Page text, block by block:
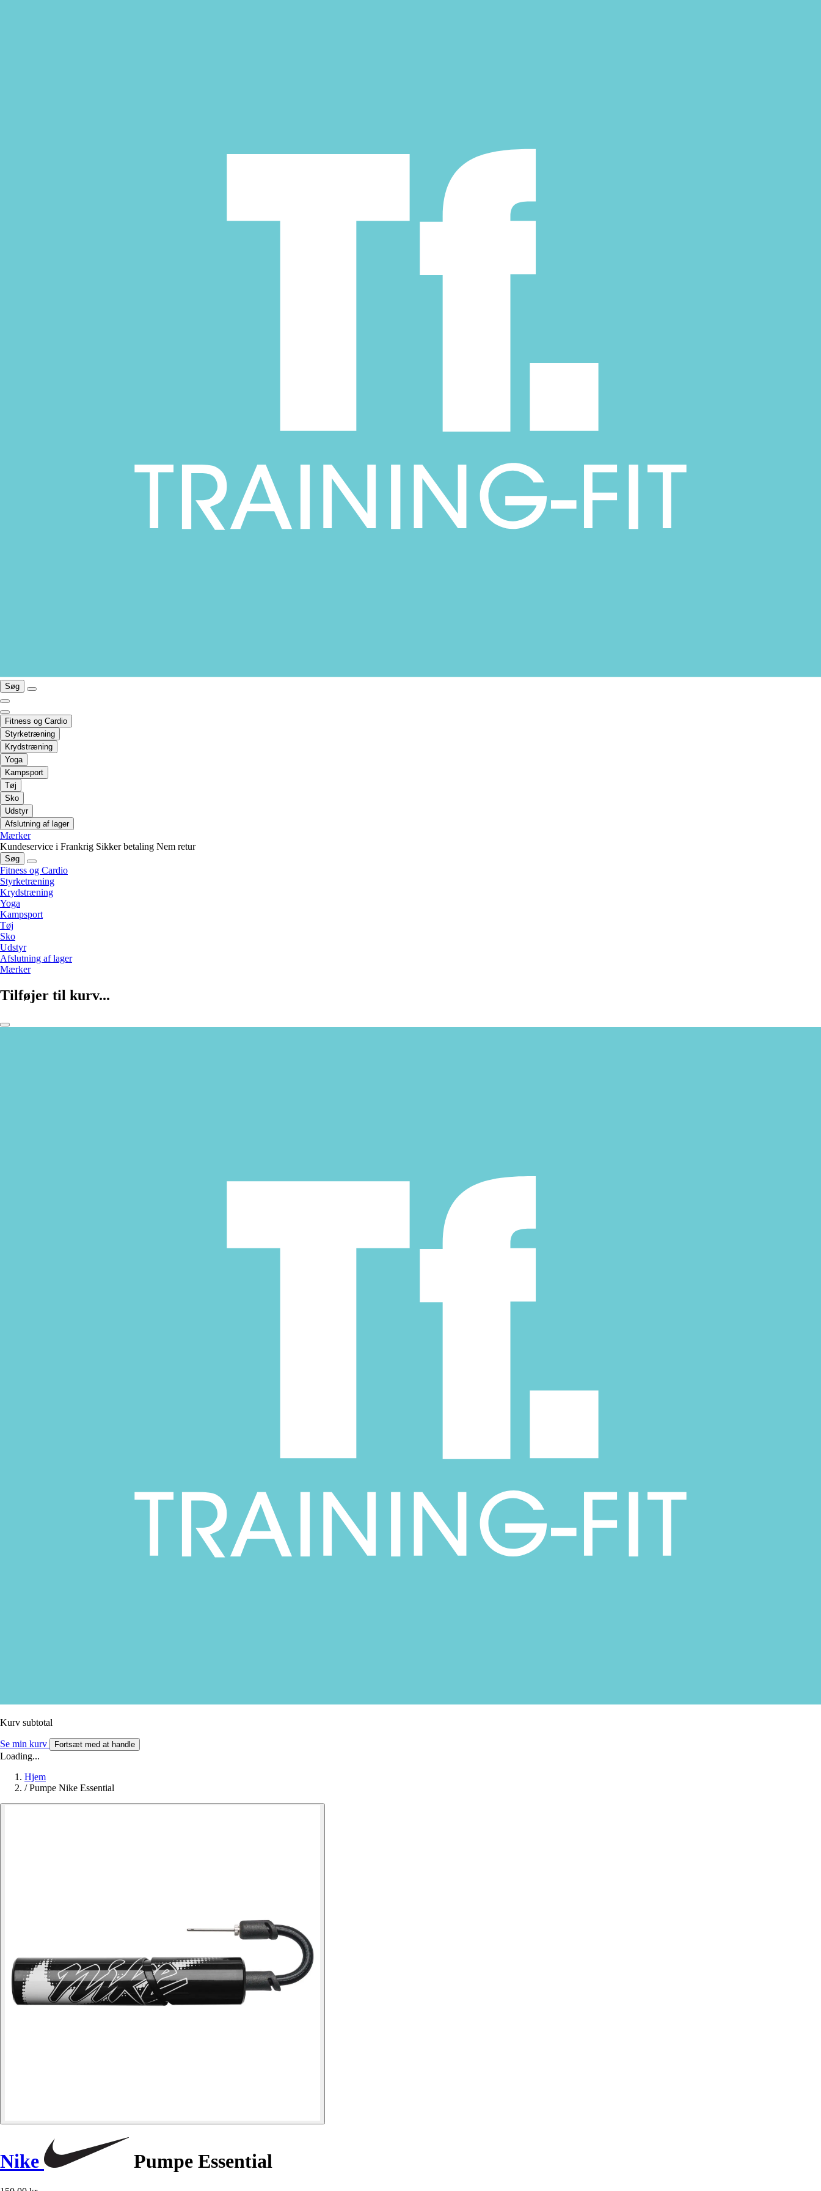
Søg
Fitness og Cardio
Styrketræning
Krydstræning
Yoga
Kampsport
Tøj
Sko
Udstyr
Afslutning af lager
Mærker
Kundeservice i Frankrig Sikker betaling Nem retur
Søg
Fitness og Cardio
Styrketræning
Krydstræning
Yoga
Kampsport
Tøj
Sko
Udstyr
Afslutning af lager
Mærker
Tilføjer til kurv...
Kurv subtotal
Se min kurv Fortsæt med at handle
Loading...
Hjem
/ Pumpe Nike Essential
Nike Pumpe Essential